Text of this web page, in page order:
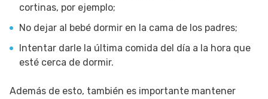
cortinas, por ejemplo;
No dejar al bebé dormir en la cama de los padres;
Intentar darle la última comida del día a la hora que
esté cerca de dormir.
Además de esto, también es importante mantener